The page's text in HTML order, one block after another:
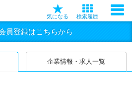
気になる 検索履歴
員登録はこちらから
企業情報・求人一覧